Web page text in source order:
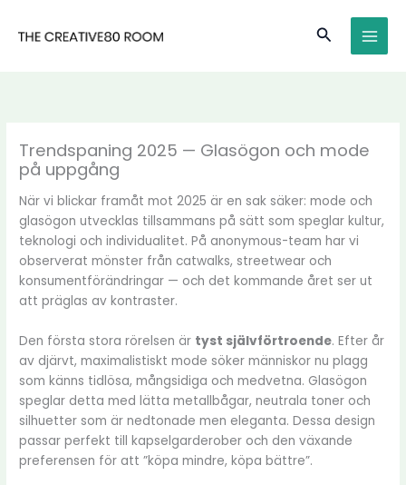
Sök
Trendspaning 2025 — Glasögon och mode
på uppgång
När vi blickar framåt mot 2025 är en sak säker: mode och
glasögon utvecklas tillsammans på sätt som speglar kultur,
teknologi och individualitet. På anonymous-team har vi
observerat mönster från catwalks, streetwear och
konsumentförändringar — och det kommande året ser ut
att präglas av kontraster.
Den första stora rörelsen är tyst självförtroende. Efter år
av djärvt, maximalistiskt mode söker människor nu plagg
som känns tidlösa, mångsidiga och medvetna. Glasögon
speglar detta med lätta metallbågar, neutrala toner och
silhuetter som är nedtonade men eleganta. Dessa design
passar perfekt till kapselgarderober och den växande
preferensen för att ”köpa mindre, köpa bättre”.